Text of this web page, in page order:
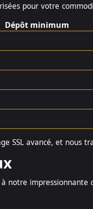
pour votre
Dépôt minimum
SSL avancé, et
notre